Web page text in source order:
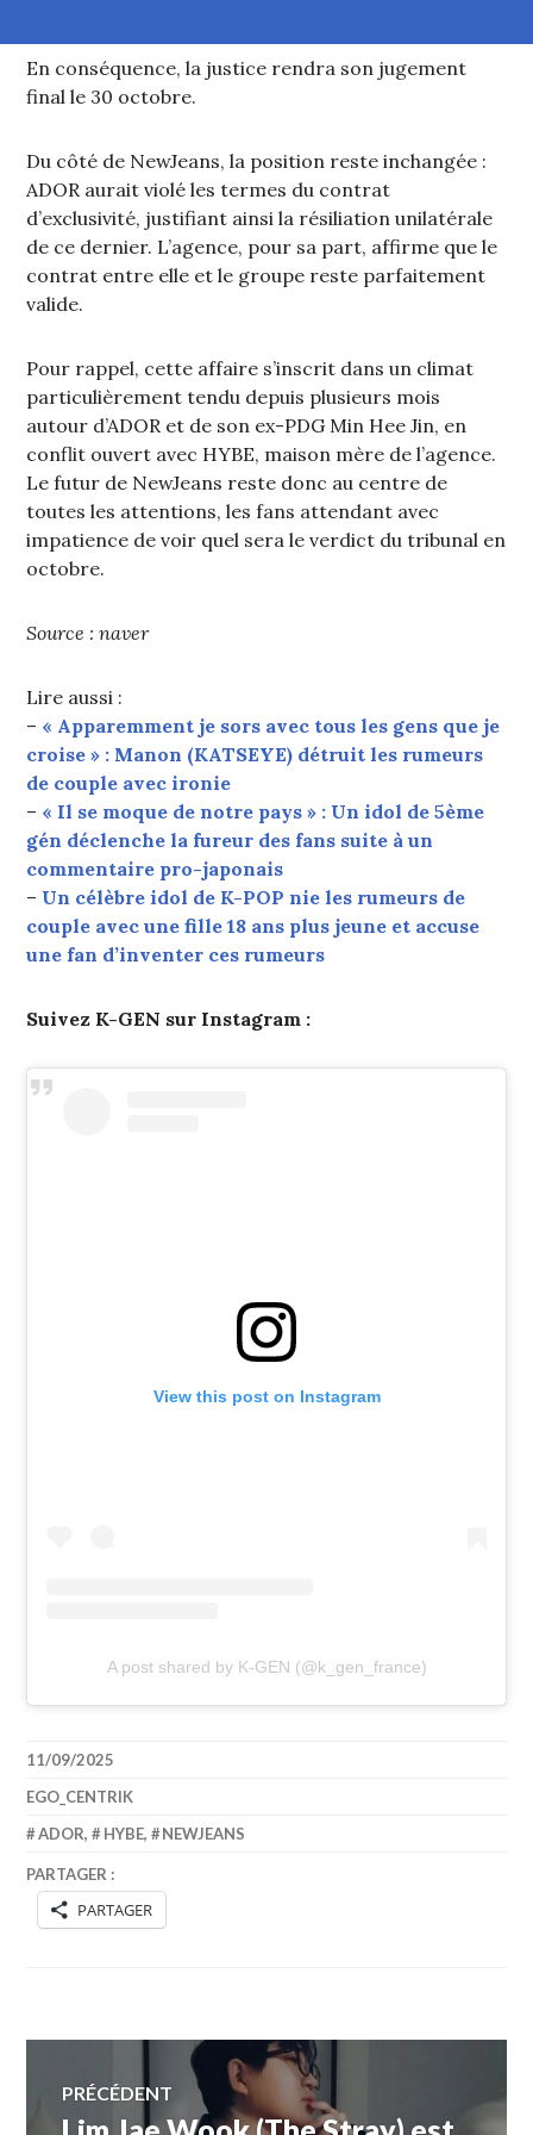
En conséquence, la justice rendra son jugement
final le 30 octobre.
Du côté de NewJeans, la position reste inchangée :
ADOR aurait violé les termes du contrat
d’exclusivité, justifiant ainsi la résiliation unilatérale
de ce dernier. L’agence, pour sa part, affirme que le
contrat entre elle et le groupe reste parfaitement
valide.
Pour rappel, cette affaire s’inscrit dans un climat
particulièrement tendu depuis plusieurs mois
autour d’ADOR et de son ex-PDG Min Hee Jin, en
conflit ouvert avec HYBE, maison mère de l’agence.
Le futur de NewJeans reste donc au centre de
toutes les attentions, les fans attendant avec
impatience de voir quel sera le verdict du tribunal en
octobre.
Source : naver
Lire aussi :
– « Apparemment je sors avec tous les gens que je
croise » : Manon (KATSEYE) détruit les rumeurs
de couple avec ironie
– « Il se moque de notre pays » : Un idol de 5ème
gén déclenche la fureur des fans suite à un
commentaire pro-japonais
– Un célèbre idol de K-POP nie les rumeurs de
couple avec une fille 18 ans plus jeune et accuse
une fan d’inventer ces rumeurs
Suivez K-GEN sur Instagram :
View this post on Instagram
A post shared by K-GEN (@k_gen_france)
11/09/2025
EGO_CENTRIK
ADOR, HYBE, NEWJEANS
PARTAGER :
PARTAGER
Navigation
PRÉCÉDENT
Article